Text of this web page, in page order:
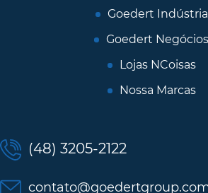
Goedert Indústria
Goedert Negócios
Lojas NCoisas
Nossa Marcas
(48) 3205-2122